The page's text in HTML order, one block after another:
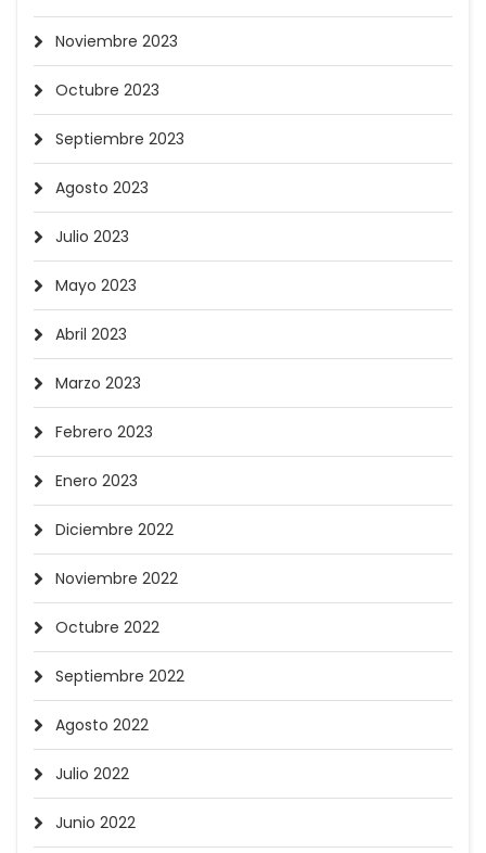
Noviembre 2023
Octubre 2023
Septiembre 2023
Agosto 2023
Julio 2023
Mayo 2023
Abril 2023
Marzo 2023
Febrero 2023
Enero 2023
Diciembre 2022
Noviembre 2022
Octubre 2022
Septiembre 2022
Agosto 2022
Julio 2022
Junio 2022